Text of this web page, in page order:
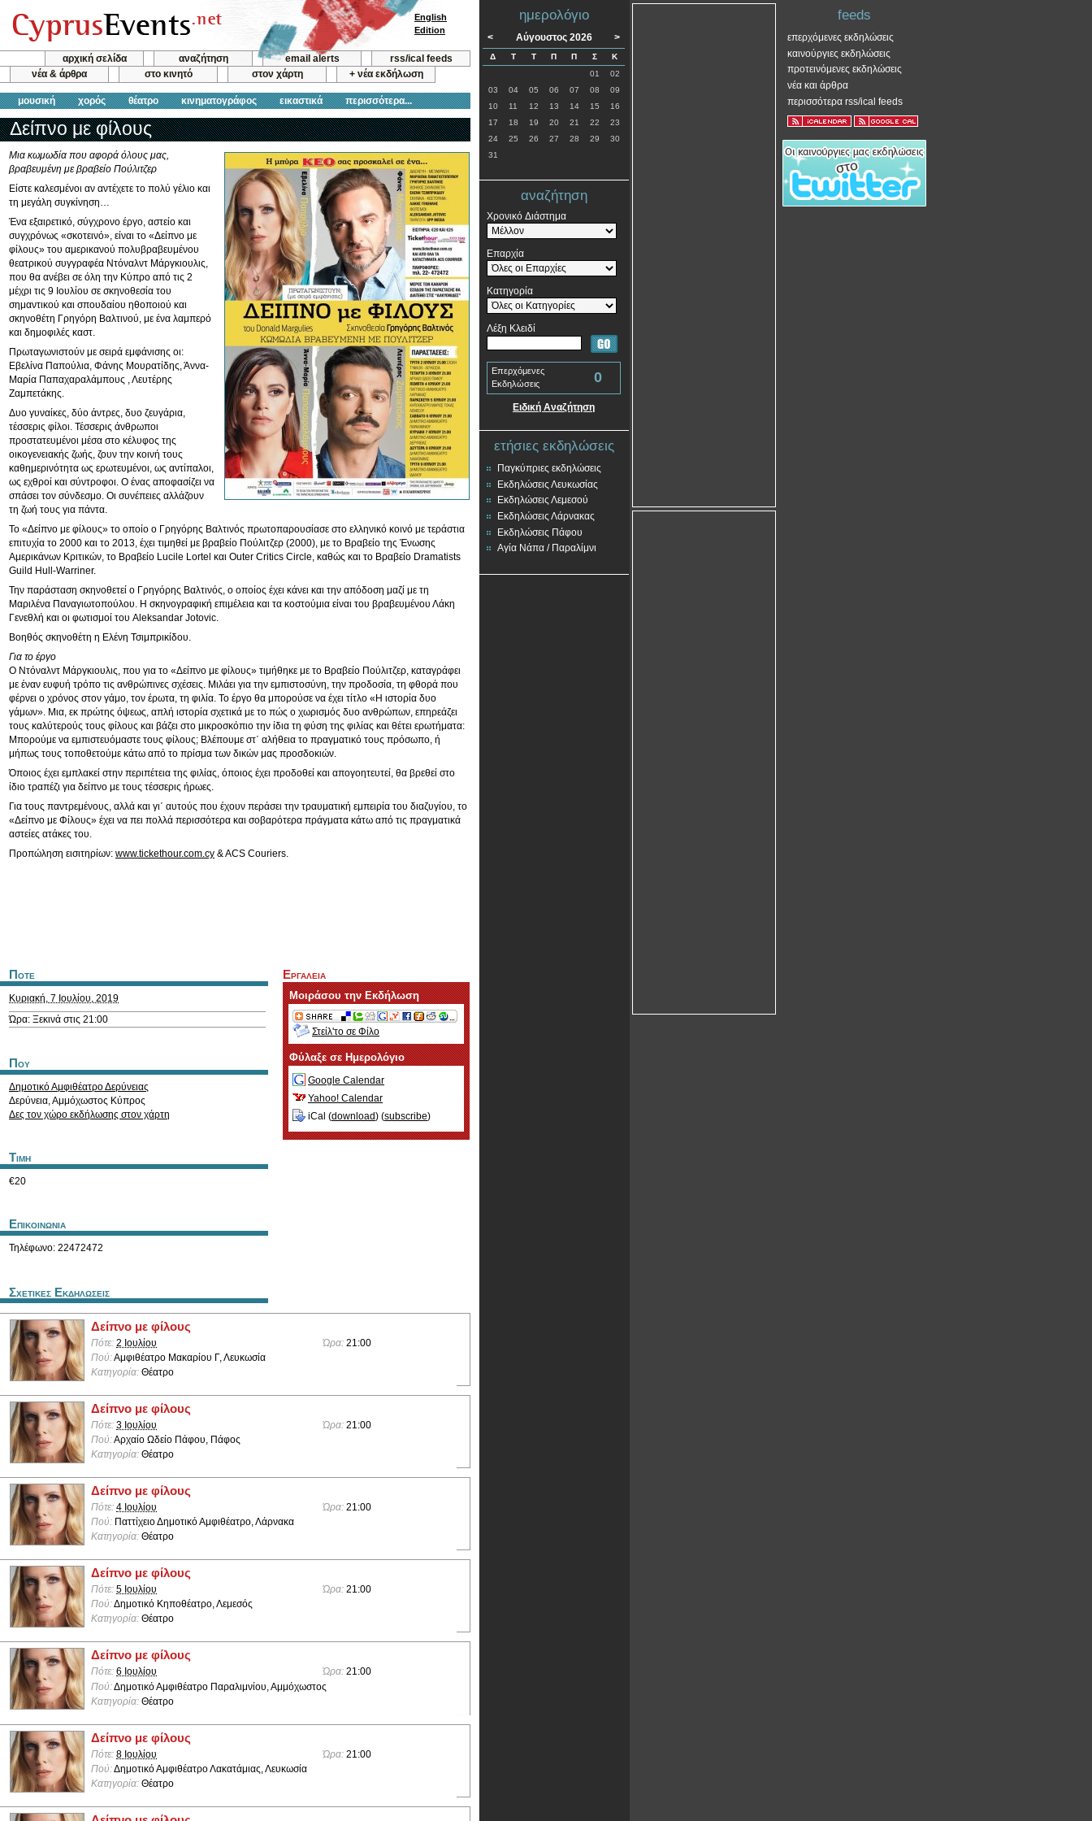
αρχική σελίδα αναζήτηση email alerts
rss/ical feeds
νέα & άρθρα
στο κινητό στον χάρτη + νέα εκδήλωση
μουσική χορός θέατρο κινηματογράφος εικαστικά περισσότερα...
English
Edition
Δείπνο με φίλους
Μια κωμωδία που αφορά όλους μας,
βραβευμένη με βραβείο Πούλιτζερ
Είστε καλεσμένοι αν αντέχετε το πολύ γέλιο και
τη μεγάλη συγκίνηση…
Ένα εξαιρετικό, σύγχρονο έργο, αστείο και
συγχρόνως «σκοτεινό», είναι το «Δείπνο με
φίλους» του αμερικανού πολυβραβευμένου
θεατρικού συγγραφέα Ντόναλντ Μάργκιουλις,
που θα ανέβει σε όλη την Κύπρο από τις 2
μέχρι τις 9 Ιουλίου σε σκηνοθεσία του
σημαντικού και σπουδαίου ηθοποιού και
σκηνοθέτη Γρηγόρη Βαλτινού, με ένα λαμπερό
και δημοφιλές καστ.
Πρωταγωνιστούν με σειρά εμφάνισης οι:
Εβελίνα Παπούλια, Φάνης Μουρατίδης, Άννα-
Μαρία Παπαχαραλάμπους , Λευτέρης
Ζαμπετάκης.
Δυο γυναίκες, δύο άντρες, δυο ζευγάρια,
τέσσερις φίλοι. Τέσσερις άνθρωποι
προστατευμένοι μέσα στο κέλυφος της
οικογενειακής ζωής, ζουν την κοινή τους
καθημερινότητα ως ερωτευμένοι, ως αντίπαλοι,
ως εχθροί και σύντροφοι. Ο ένας αποφασίζει να
σπάσει τον σύνδεσμο. Οι συνέπειες αλλάζουν
τη ζωή τους για πάντα.
Το «Δείπνο με φίλους» το οποίο ο Γρηγόρης Βαλτινός πρωτοπαρουσίασε στο ελληνικό κοινό με τεράστια
επιτυχία το 2000 και το 2013, έχει τιμηθεί με βραβείο Πούλιτζερ (2000), με το Βραβείο της Ένωσης
Αμερικάνων Κριτικών, το Βραβείο Lucile Lortel και Outer Critics Circle, καθώς και το Βραβείο Dramatists
Guild Hull-Warriner.
Την παράσταση σκηνοθετεί ο Γρηγόρης Βαλτινός, ο οποίος έχει κάνει και την απόδοση μαζί με τη
Μαριλένα Παναγιωτοπούλου. Η σκηνογραφική επιμέλεια και τα κοστούμια είναι του βραβευμένου Λάκη
Γενεθλή και οι φωτισμοί του Aleksandar Jotovic.
Βοηθός σκηνοθέτη η Ελένη Τσιμπρικίδου.
Για τo έργο
Ο Ντόναλντ Μάργκιουλις, που για το «Δείπνο με φίλους» τιμήθηκε με το Βραβείο Πούλιτζερ, καταγράφει
με έναν ευφυή τρόπο τις ανθρώπινες σχέσεις. Μιλάει για την εμπιστοσύνη, την προδοσία, τη φθορά που
φέρνει ο χρόνος στον γάμο, τον έρωτα, τη φιλία. Το έργο θα μπορούσε να έχει τίτλο «Η ιστορία δυο
γάμων». Μια, εκ πρώτης όψεως, απλή ιστορία σχετικά με το πώς ο χωρισμός δυο ανθρώπων, επηρεάζει
τους καλύτερούς τους φίλους και βάζει στο μικροσκόπιο την ίδια τη φύση της φιλίας και θέτει ερωτήματα:
Μπορούμε να εμπιστευόμαστε τους φίλους; Βλέπουμε στ΄ αλήθεια το πραγματικό τους πρόσωπο, ή
μήπως τους τοποθετούμε κάτω από το πρίσμα των δικών μας προσδοκιών.
Όποιος έχει εμπλακεί στην περιπέτεια της φιλίας, όποιος έχει προδοθεί και απογοητευτεί, θα βρεθεί στο
ίδιο τραπέζι για δείπνο με τους τέσσερις ήρωες.
Για τους παντρεμένους, αλλά και γι΄ αυτούς που έχουν περάσει την τραυματική εμπειρία του διαζυγίου, το
«Δείπνο με Φίλους» έχει να πει πολλά περισσότερα και σοβαρότερα πράγματα κάτω από τις πραγματικά
αστείες ατάκες του.
Προπώληση εισιτηρίων: www.tickethour.com.cy & ACS Couriers.
Ποτε
Κυριακή, 7 Ιουλίου, 2019
Ώρα: Ξεκινά στις 21:00
Που
Δημοτικό Αμφιθέατρο Δερύνειας
Δερύνεια,Αμμόχωστος Κύπρος
Δες τον χώρο εκδήλωσης στον χάρτη
Τιμη
€20
Επικοινωνια
Τηλέφωνο: 22472472
Εργαλεια
Μοιράσου την Εκδήλωση
Στείλ'το σε Φίλο
Φύλαξε σε Ημερολόγιο
Google Calendar
Yahoo! Calendar
iCal (download) (subscribe)
Σχετικες Εκδηλωσεις
Δείπνο με φίλους
Πότε: 2 Ιουλίου Ώρα: 21:00
Πού:Αμφιθέατρο Μακαρίου Γ, Λευκωσία
Κατηγορία: Θέατρο
Δείπνο με φίλους
Πότε: 3 Ιουλίου Ώρα: 21:00
Πού:Αρχαίο Ωδείο Πάφου, Πάφος
Κατηγορία: Θέατρο
Δείπνο με φίλους
Πότε: 4 Ιουλίου Ώρα: 21:00
Πού: Παττίχειο Δημοτικό Αμφιθέατρο, Λάρνακα
Κατηγορία: Θέατρο
Δείπνο με φίλους
Πότε: 5 Ιουλίου Ώρα: 21:00
Πού:Δημοτικό Κηποθέατρο, Λεμεσός
Κατηγορία: Θέατρο
Δείπνο με φίλους
Πότε: 6 Ιουλίου Ώρα: 21:00
Πού:Δημοτικό Αμφιθέατρο Παραλιμνίου, Αμμόχωστος
Κατηγορία: Θέατρο
Δείπνο με φίλους
Πότε: 8 Ιουλίου Ώρα: 21:00
Πού:Δημοτικό Αμφιθέατρο Λακατάμιας, Λευκωσία
Κατηγορία: Θέατρο
ημερολόγιο
< Αύγουστος 2026 >
Δ Τ Τ Π Π Σ
Κ
01
02
03
04 05 06 07 08
09
10
11 12 13 14 15
16
17
18 19 20 21 22
23
24
25 26 27 28 29
30
31
αναζήτηση
Χρονικό Διάστημα
Επαρχία
Κατηγορία
Λέξη Κλειδί
Επερχόμενες
Εκδηλώσεις
0
Ειδική Αναζήτηση
ετήσιες εκδηλώσεις
Παγκύπριες εκδηλώσεις
Εκδηλώσεις Λευκωσίας
Εκδηλώσεις Λεμεσού
Εκδηλώσεις Λάρνακας
Εκδηλώσεις Πάφου
Αγία Νάπα / Παραλίμνι
feeds
επερχόμενες εκδηλώσεις
καινούργιες εκδηλώσεις
προτεινόμενες εκδηλώσεις
νέα και άρθρα
περισσότερα rss/ical feeds